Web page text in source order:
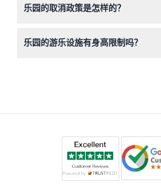
保您获得最佳价格和所选日期的当前
乐园的取消政策是怎样的？
您的行程计划。
乐园的游乐设施有身高限制吗？